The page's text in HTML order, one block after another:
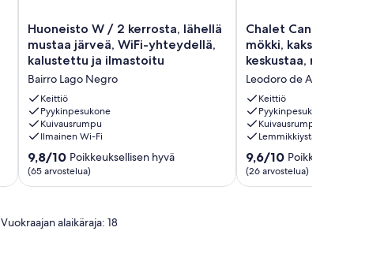
Huoneisto
W
/
kerrosta,
lähellä
mustaa
järveä,
WiFi-
yhteydellä,
kalustettu
ja
Lago
Huoneisto W / 2 kerrosta, lähellä
mustaa järveä, WiFi-yhteydellä,
kalustettu ja ilmastoitu
Bairro Lago Negro
Keittiö
Pyykinpesukone
Kuivausrumpu
Ilmainen Wi-Fi
9.8
kautta
10,
(65
9,8/10 Poikkeuksellisen hyvä
(65 arvostelua)
Chalet
Canela
(maalaismainen
kaksipuolinen,
lähellä
keskustaa,
rauhallinen
paikka)
Leodoro
de
Azevedo
Chalet Canela
mökki,
keskustaa,
Leodoro de Azevedo
Keittiö
Pyykinpesukone
Kuivausrumpu
Lemmikkiystävällinen
9.6
kautta
10,
9,6/10
(26 arvostelua)
Vuokraajan alaikäraja: 18